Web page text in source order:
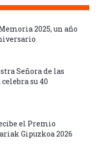
2025, un año
Señora de las
su 40
el Premio
Gipuzkoa 2026